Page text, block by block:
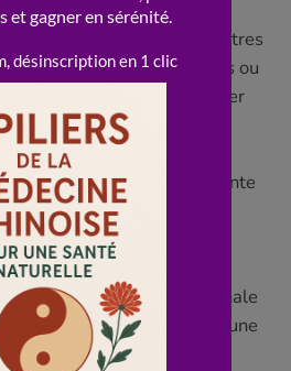
éviter en cas de digestion
certaines situations). D’autres
précautions, interactions ou
pourquoi un usage régulier
(surtout à base de
Dang Gui) gagne à être
qualifié, qui choisit la plante
l’absence de contre-
relever de l’auto-
« plaisir », douce et
; une tisane « médicinale
un effet précis, en est une
sérieux que toute la